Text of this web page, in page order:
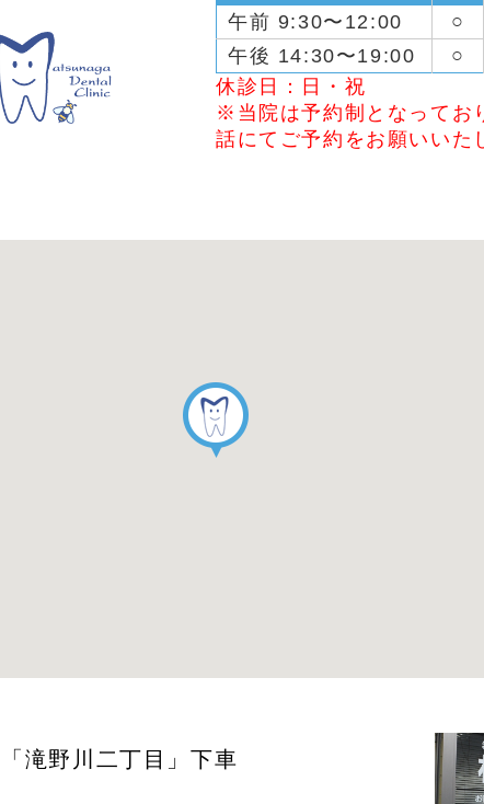
午前 9:30〜12:00
○
午後 14:30〜19:00
○
休診日：日・祝
※当院は予約制となってお
話にてご予約をお願いいた
「滝野川二丁目」下車